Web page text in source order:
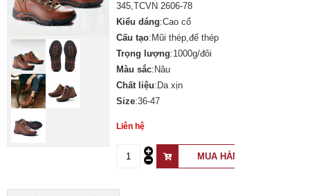
345,TCVN 2606-78
Kiểu dáng:Cao cổ
Cấu tạo:Mũi thép,đế thép
Trọng lượng:1000g/đôi
Màu sắc:Nâu
Chất liệu:Da xịn
Size:36-47
Liên hệ